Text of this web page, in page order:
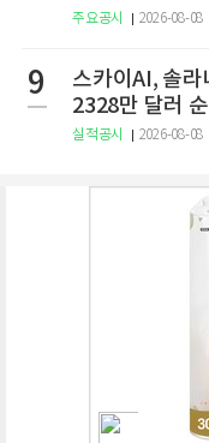
주요공시 2026-08-08
9
스카이AI, 솔라
2328만 달러
사명·티커 변경
실적공시 2026-08-08